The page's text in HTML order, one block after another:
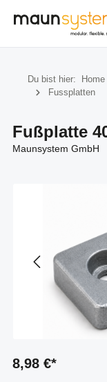
Zum Hauptinhalt
Du bist hier: Home
Fussplatten
Fußplatte
Maunsystem GmbH
8,98 €*